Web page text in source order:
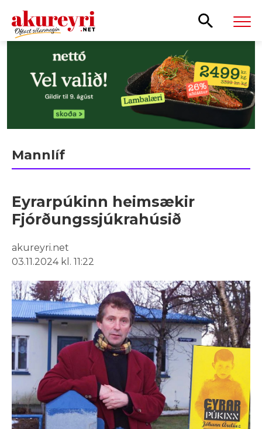
Mannlíf
Eyrarpúkinn heimsækir
Fjórðungssjúkrahúsið
akureyri.net
03.11.2024 kl. 11:22